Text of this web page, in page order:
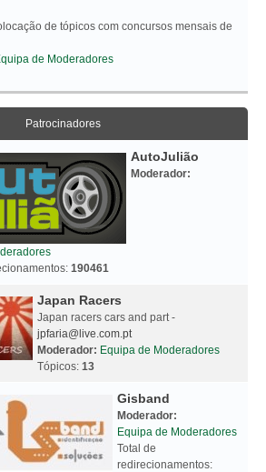
de tópicos com concursos mensais de
de Moderadores
Patrocinadores
AutoJulião
Moderador:
190461
Japan Racers
Japan racers cars and part -
jpfaria@live.com.pt
Moderador: Equipa de Moderadores
Tópicos: 13
Gisband
Moderador:
Equipa de Moderadores
Total de
redirecionamentos: